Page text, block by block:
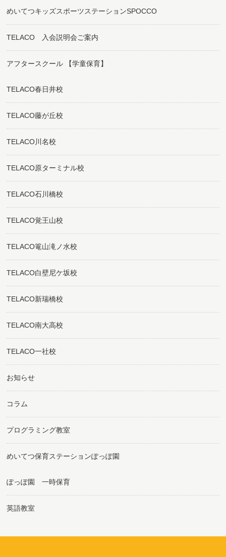
めいてつキッズスポーツステーションSPOCCO
TELACO 入会説明会ご案内
アフタースクール 【学童保育】
TELACO春日井校
TELACO藤が丘校
TELACO川名校
TELACO原ターミナル校
TELACO石川橋校
TELACO覚王山校
TELACO篭山滝ノ水校
TELACO白壁尼ケ坂校
TELACO新瑞橋校
TELACO南大高校
TELACO一社校
お知らせ
コラム
プログラミング教室
めいてつ保育ステーションぽっぽ園
ぽっぽ園 一時保育
英語教室